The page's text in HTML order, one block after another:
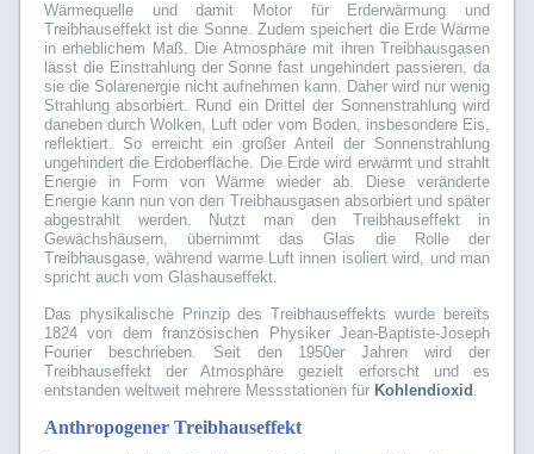
Wärmequelle und damit Motor für Erderwärmung und
Treibhauseffekt ist die Sonne. Zudem speichert die Erde Wärme
in erheblichem Maß. Die Atmosphäre mit ihren Treibhausgasen
lässt die Einstrahlung der Sonne fast ungehindert passieren, da
sie die Solarenergie nicht aufnehmen kann. Daher wird nur wenig
Strahlung absorbiert. Rund ein Drittel der Sonnenstrahlung wird
daneben durch Wolken, Luft oder vom Boden, insbesondere Eis,
reflektiert. So erreicht ein großer Anteil der Sonnenstrahlung
ungehindert die Erdoberfläche. Die Erde wird erwärmt und strahlt
Energie in Form von Wärme wieder ab. Diese veränderte
Energie kann nun von den Treibhausgasen absorbiert und später
abgestrahlt werden. Nutzt man den Treibhauseffekt in
Gewächshäusern, übernimmt das Glas die Rolle der
Treibhausgase, während warme Luft innen isoliert wird, und man
spricht auch vom Glashauseffekt.
Das physikalische Prinzip des Treibhauseffekts wurde bereits
1824 von dem französischen Physiker Jean-Baptiste-Joseph
Fourier beschrieben. Seit den 1950er Jahren wird der
Treibhauseffekt der Atmosphäre gezielt erforscht und es
entstanden weltweit mehrere Messstationen für Kohlendioxid .
Anthropogener Treibhauseffekt